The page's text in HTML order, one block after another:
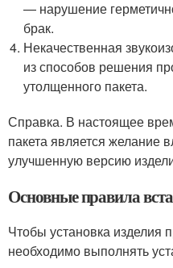
— нарушение
брак.
Некачественная
из способов решения
утолщенного пакета.
Справка. В настоящее
пакета является желание
улучшенную версию
Основные правила
Чтобы установка изделия
необходимо выполнять